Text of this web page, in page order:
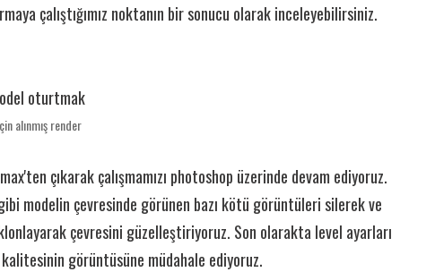
çalıştığımız noktanın bir sonucu olarak inceleyebilirsiniz.
alınmış render
çıkarak çalışmamızı photoshop üzerinde devam ediyoruz.
modelin çevresinde görünen bazı kötü görüntüleri silerek ve
çevresini güzelleştiriyoruz. Son olarakta level ayarları
görüntüsüne müdahale ediyoruz.